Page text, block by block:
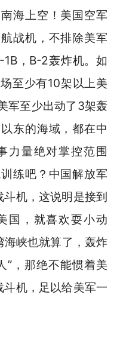
海上空！美国空军
战机，不排除美军
，B-2轰炸机。如
至少有10架以上美
军至少出动了3架轰
东的海域，都在中
力量绝对掌控范围
练吧？中国解放军
机，这说明是接到
国，就喜欢耍小动
海峡也就算了，轰炸
”，那绝不能惯着美
机，足以给美军一